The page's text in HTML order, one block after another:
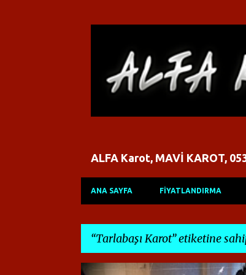
ALFA Karot, MAVİ KAROT,
ANA SAYFA FİYATLANDIRMA
Tarlabaşı Karot etiketine